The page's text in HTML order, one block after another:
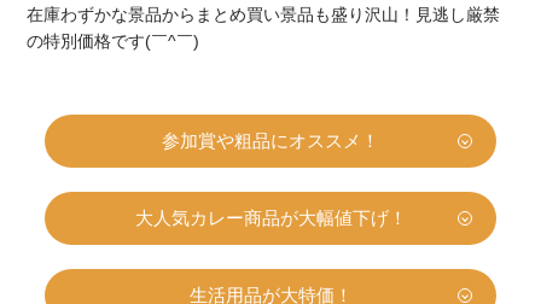
在庫わずかな景品からまとめ買い景品も盛り沢山！見逃し厳禁
の特別価格です(￣^￣)ゞ
参加賞や粗品にオススメ！
大人気カレー商品が大幅値下げ！
生活用品が大特価！